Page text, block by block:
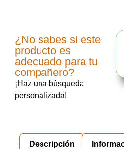
¿No sabes si este
producto es
adecuado para tu
compañero?
¡Haz una búsqueda
personalizada!
Descripción